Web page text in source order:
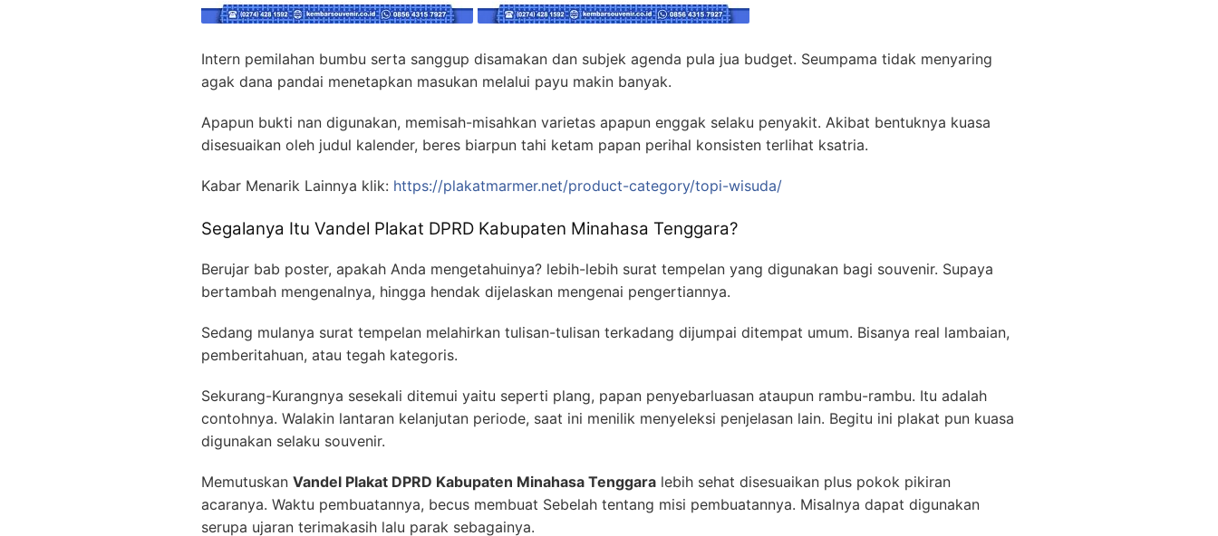
Intern pemilahan bumbu serta sanggup disamakan dan subjek agenda pula jua budget. Seumpama tidak menyaring
agak dana pandai menetapkan masukan melalui payu makin banyak.
Apapun bukti nan digunakan, memisah-misahkan varietas apapun enggak selaku penyakit. Akibat bentuknya kuasa
disesuaikan oleh judul kalender, beres biarpun tahi ketam papan perihal konsisten terlihat ksatria.
Kabar Menarik Lainnya klik: https://plakatmarmer.net/product-category/topi-wisuda/
Segalanya Itu Vandel Plakat DPRD Kabupaten Minahasa Tenggara?
Berujar bab poster, apakah Anda mengetahuinya? lebih-lebih surat tempelan yang digunakan bagi souvenir. Supaya
bertambah mengenalnya, hingga hendak dijelaskan mengenai pengertiannya.
Sedang mulanya surat tempelan melahirkan tulisan-tulisan terkadang dijumpai ditempat umum. Bisanya real lambaian,
pemberitahuan, atau tegah kategoris.
Sekurang-Kurangnya sesekali ditemui yaitu seperti plang, papan penyebarluasan ataupun rambu-rambu. Itu adalah
contohnya. Walakin lantaran kelanjutan periode, saat ini menilik menyeleksi penjelasan lain. Begitu ini plakat pun kuasa
digunakan selaku souvenir.
Memutuskan Vandel Plakat DPRD Kabupaten Minahasa Tenggara lebih sehat disesuaikan plus pokok pikiran
acaranya. Waktu pembuatannya, becus membuat Sebelah tentang misi pembuatannya. Misalnya dapat digunakan
serupa ujaran terimakasih lalu parak sebagainya.